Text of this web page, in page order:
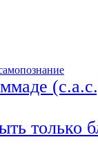
только